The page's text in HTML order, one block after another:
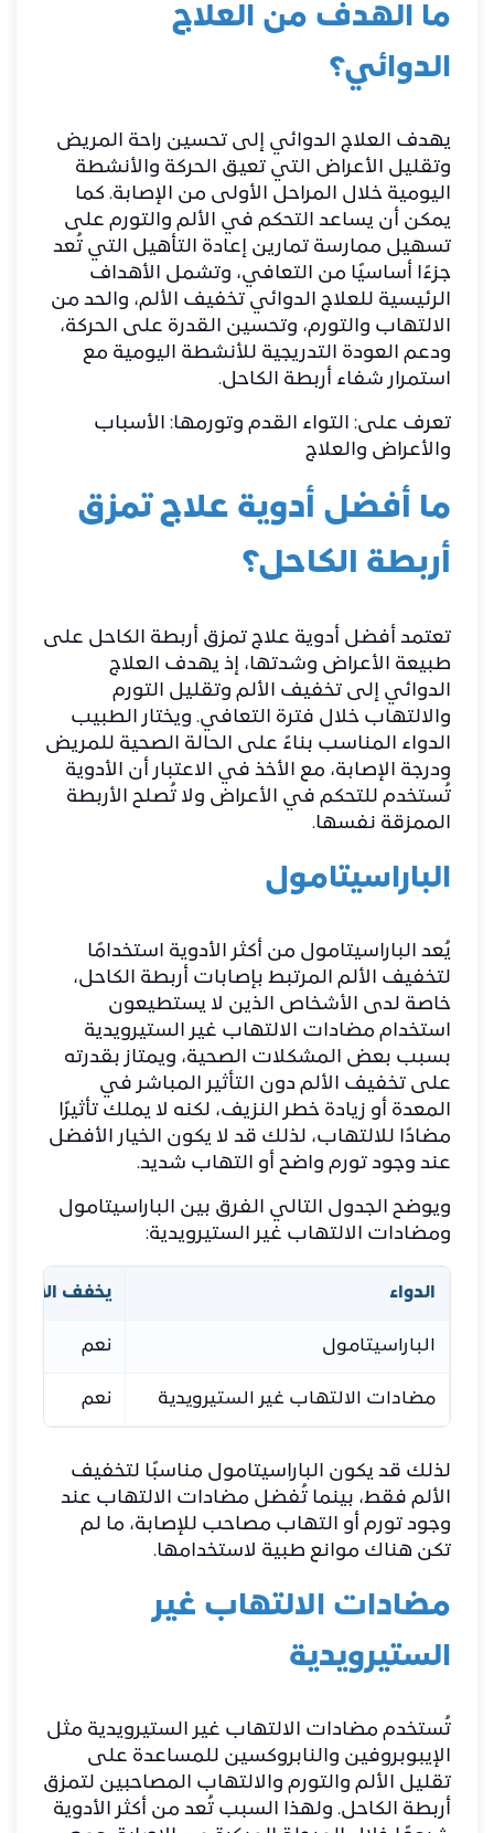
ما الهدف من العلاج
الدوائي؟
يهدف العلاج الدوائي إلى تحسين راحة المريض
وتقليل الأعراض التي تعيق الحركة والأنشطة
اليومية خلال المراحل الأولى من الإصابة. كما
يمكن أن يساعد التحكم في الألم والتورم على
تسهيل ممارسة تمارين إعادة التأهيل التي تُعد
جزءًا أساسيًا من التعافي، وتشمل الأهداف
الرئيسية للعلاج الدوائي تخفيف الألم، والحد من
الالتهاب والتورم، وتحسين القدرة على الحركة،
ودعم العودة التدريجية للأنشطة اليومية مع
استمرار شفاء أربطة الكاحل.
تعرف على:
التواء القدم وتورمها: الأسباب
والأعراض والعلاج
ما أفضل أدوية علاج تمزق
أربطة الكاحل؟
تعتمد أفضل أدوية علاج تمزق أربطة الكاحل على
طبيعة الأعراض وشدتها، إذ يهدف العلاج
الدوائي إلى تخفيف الألم وتقليل التورم
والالتهاب خلال فترة التعافي. ويختار الطبيب
الدواء المناسب بناءً على الحالة الصحية للمريض
ودرجة الإصابة، مع الأخذ في الاعتبار أن الأدوية
تُستخدم للتحكم في الأعراض ولا تُصلح الأربطة
الممزقة نفسها.
الباراسيتامول
يُعد الباراسيتامول من أكثر الأدوية استخدامًا
لتخفيف الألم المرتبط بإصابات أربطة الكاحل،
خاصة لدى الأشخاص الذين لا يستطيعون
استخدام مضادات الالتهاب غير الستيرويدية
بسبب بعض المشكلات الصحية، ويمتاز بقدرته
على تخفيف الألم دون التأثير المباشر في
المعدة أو زيادة خطر النزيف، لكنه لا يملك تأثيرًا
مضادًا للالتهاب، لذلك قد لا يكون الخيار الأفضل
عند وجود تورم واضح أو التهاب شديد.
ويوضح الجدول التالي الفرق بين الباراسيتامول
ومضادات الالتهاب غير الستيرويدية:
الدواء يخفف الألم
الباراسيتامول نعم
مضادات الالتهاب غير الستيرويدية نعم
لذلك قد يكون الباراسيتامول مناسبًا لتخفيف
الألم فقط، بينما تُفضل مضادات الالتهاب عند
وجود تورم أو التهاب مصاحب للإصابة، ما لم
تكن هناك موانع طبية لاستخدامها.
مضادات الالتهاب غير
الستيرويدية
تُستخدم مضادات الالتهاب غير الستيرويدية مثل
الإيبوبروفين والنابروكسين للمساعدة على
تقليل الألم والتورم والالتهاب المصاحبين لتمزق
أربطة الكاحل. ولهذا السبب تُعد من أكثر الأدوية